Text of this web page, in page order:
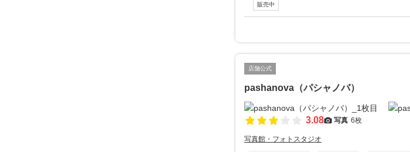
販売中
店舗公式
pashanova（パシャノバ）
3.08 写真 6枚
写真館・フォトスタジオ